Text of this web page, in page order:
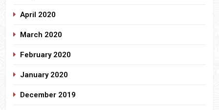
April 2020
March 2020
February 2020
January 2020
December 2019